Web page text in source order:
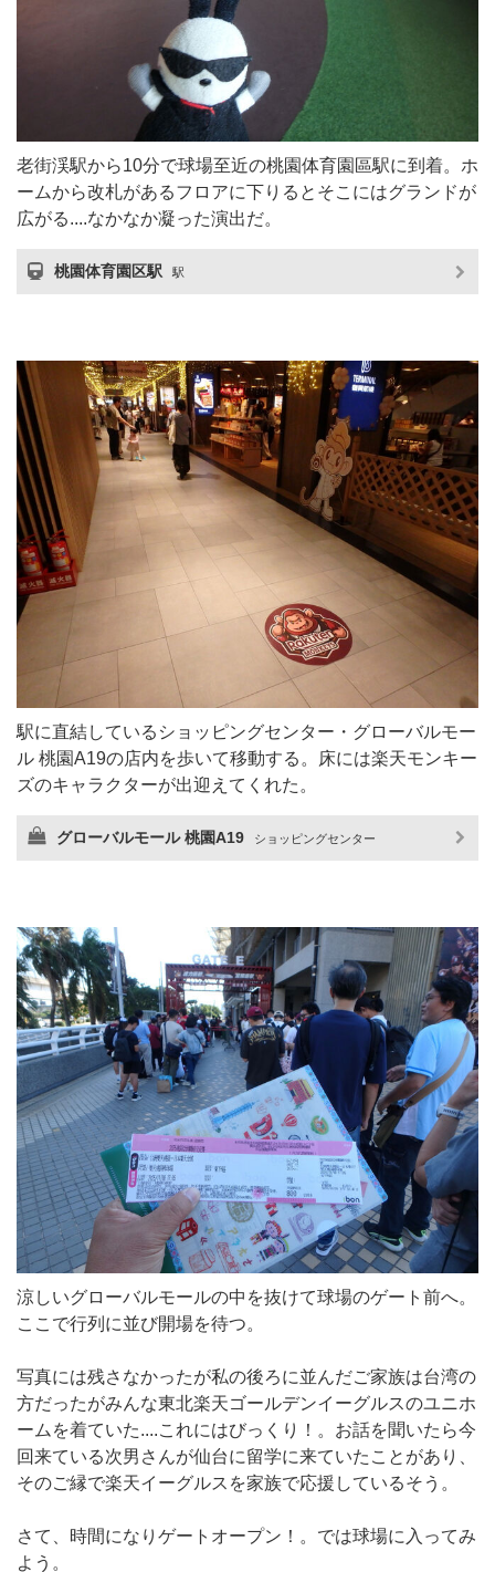
老街渓駅から10分で球場至近の桃園体育園區駅に到着。ホ
ームから改札があるフロアに下りるとそこにはグランドが
広がる....なかなか凝った演出だ。
桃園体育園区駅 駅
駅に直結しているショッピングセンター・グローバルモー
ル 桃園A19の店内を歩いて移動する。床には楽天モンキー
ズのキャラクターが出迎えてくれた。
グローバルモール 桃園A19 ショッピングセンター
涼しいグローバルモールの中を抜けて球場のゲート前へ。
ここで行列に並び開場を待つ。
写真には残さなかったが私の後ろに並んだご家族は台湾の
方だったがみんな東北楽天ゴールデンイーグルスのユニホ
ームを着ていた....これにはびっくり！。お話を聞いたら今
回来ている次男さんが仙台に留学に来ていたことがあり、
そのご縁で楽天イーグルスを家族で応援しているそう。
さて、時間になりゲートオープン！。では球場に入ってみ
よう。